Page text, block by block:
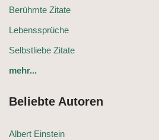
Berühmte Zitate
Lebenssprüche
Selbstliebe Zitate
mehr...
Beliebte Autoren
Albert Einstein